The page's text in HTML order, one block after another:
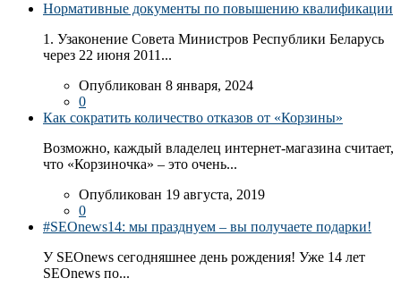
Нормативные документы по повышению квалификации
1. Узаконение Совета Министров Республики Беларусь
через 22 июня 2011...
Опубликован 8 января, 2024
0
Как сократить количество отказов от «Корзины»
Возможно, каждый владелец интернет-магазина считает,
что «Корзиночка» – это очень...
Опубликован 19 августа, 2019
0
#SEOnews14: мы празднуем – вы получаете подарки!
У SEOnews сегодняшнее день рождения! Уже 14 лет
SEOnews по...